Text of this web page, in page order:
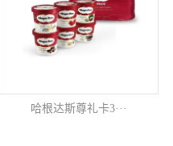
哈根达斯尊礼卡3···